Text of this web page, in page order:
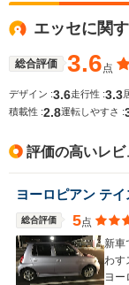
WLTCモード
燃費
排気量
駆動方式
-
FF
エッセに関
総合評価 3.6点
デザイン :3.6走行性 :3.3
積載性 :2.8運転しやすさ :
評価の高いレビ
ヨーロピアン テ
総合評価 5点
新車
わす
ヨー